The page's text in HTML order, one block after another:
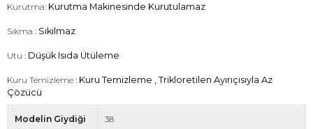
Kurutma: Kurutma Makinesinde Kurutulamaz
Sıkma : Sıkılmaz
Utu : Düşük Isıda Ütüleme
Kuru Temizleme : Kuru Temizleme , Trikloretilen Ayırıçısıyla Az
Çözücü
Modelin Giydiği
38